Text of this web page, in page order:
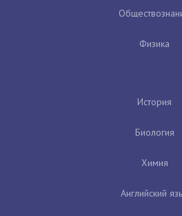
Физика
История
Биология
Химия
Английский